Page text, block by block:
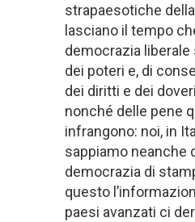
strapaesotiche
lasciano il tempo
democrazia
dei poteri e, di
dei diritti e dei
nonché delle pene
infrangono: noi, in
sappiamo neanche
democrazia di
questo
paesi avanzati ci